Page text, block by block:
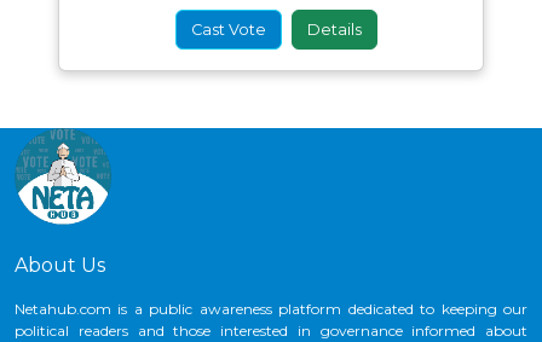
Cast Vote Details
About Us
Netahub.com is a public awareness platform dedicated to keeping our
political readers and those interested in governance informed about